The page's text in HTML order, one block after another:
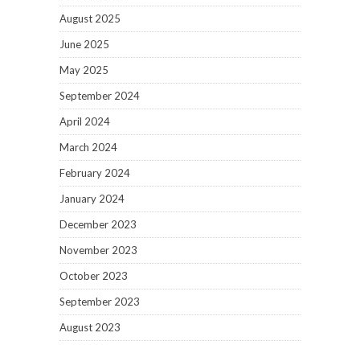
August 2025
June 2025
May 2025
September 2024
April 2024
March 2024
February 2024
January 2024
December 2023
November 2023
October 2023
September 2023
August 2023